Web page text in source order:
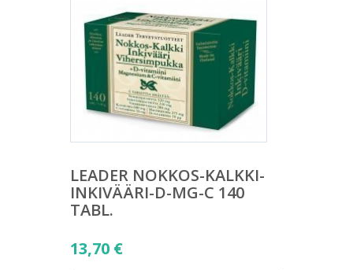
LEADER NOKKOS-KALKKI-
INKIVÄÄRI-D-MG-C 140
TABL.
13,70 €